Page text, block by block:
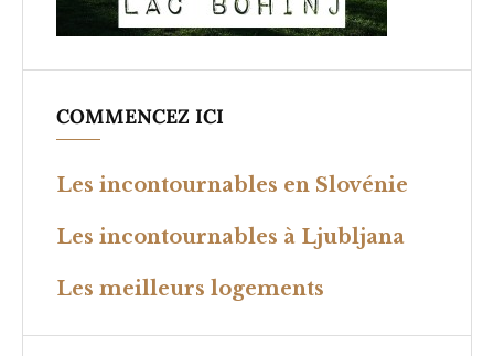
COMMENCEZ ICI
Les incontournables en Slovénie
Les incontournables à Ljubljana
Les meilleurs logements